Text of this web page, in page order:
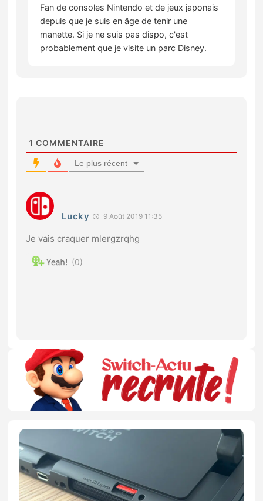
Fan de consoles Nintendo et de jeux japonais
depuis que je suis en âge de tenir une
manette. Si je ne suis pas dispo, c'est
probablement que je visite un parc Disney.
1 COMMENTAIRE
Le plus récent
Lucky 9 Août 2019 11:35
Je vais craquer mlergzrqhg
0